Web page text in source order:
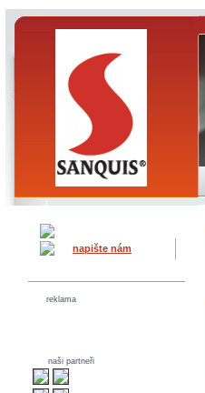
napište nám
reklama
naši partneři